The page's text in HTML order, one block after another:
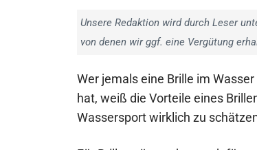
Unsere Redaktion wird durch Leser
von denen wir ggf. eine Vergütung
Wer jemals eine Brille im
hat, weiß die Vorteile eines
Wassersport wirklich zu